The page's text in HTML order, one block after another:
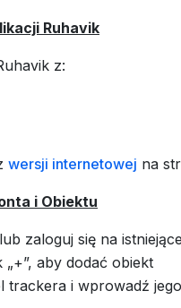
Ruhavik
z:
wersji internetowej na
i Obiektu
zaloguj się na istniejące
aby dodać obiekt
trackera i wprowadź